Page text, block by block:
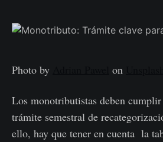
Photo by on
Los monotributistas deben
trámite semestral de
ello, hay que tener en cuenta la